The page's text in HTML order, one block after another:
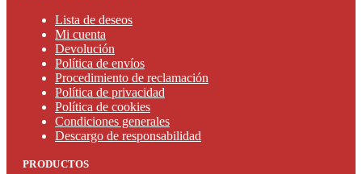
Lista de deseos
Mi cuenta
Devolución
Política de envíos
Procedimiento de reclamación
Política de privacidad
Política de cookies
Condiciones generales
Descargo de responsabilidad
PRODUCTOS